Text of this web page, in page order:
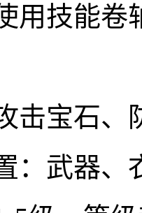
用技能卷
击宝石、
：武器、